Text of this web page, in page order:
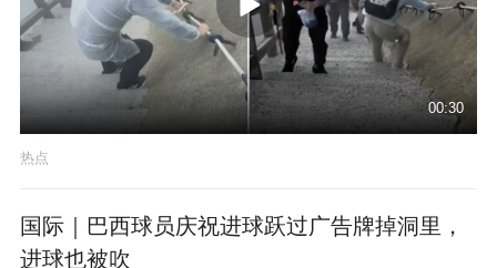
00:30
热点
国际｜巴西球员庆祝进球跃过广告牌掉洞里，
进球也被吹